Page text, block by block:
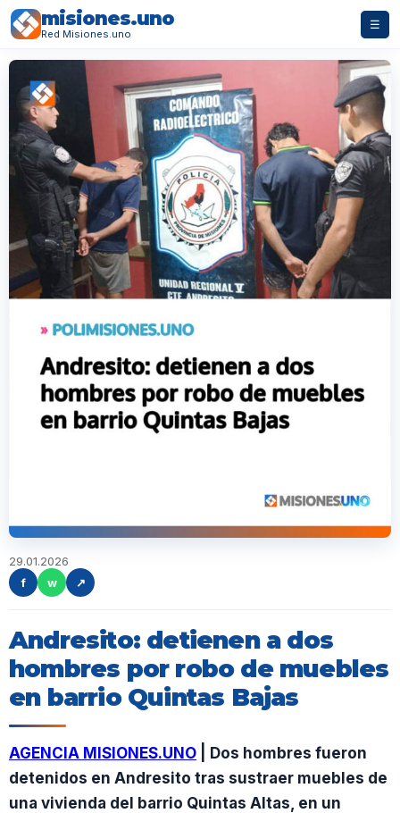
misiones.uno
Red Misiones.uno
☰
29.01.2026
f
w ↗
Andresito: detienen a dos
hombres por robo de muebles
en barrio Quintas Bajas
AGENCIA MISIONES.UNO | Dos hombres fueron
detenidos en Andresito tras sustraer muebles de
una vivienda del barrio Quintas Altas, en un